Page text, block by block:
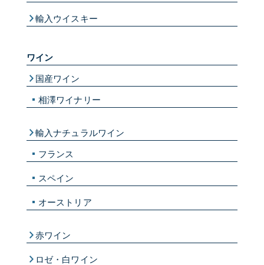
輸入ウイスキー
ワイン
国産ワイン
相澤ワイナリー
輸入ナチュラルワイン
フランス
スペイン
オーストリア
赤ワイン
ロゼ・白ワイン